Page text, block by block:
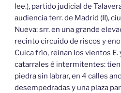
lee.), partido judicial de
audiencia terr. de Madrid (II),
Nueva: srr. en una grande
recinto circuido de riscos y
Cuica frío, reinan los vientos E.
catarrales é intermitentes:
piedra sin labrar, en 4 calles
desempedradas y una plaza